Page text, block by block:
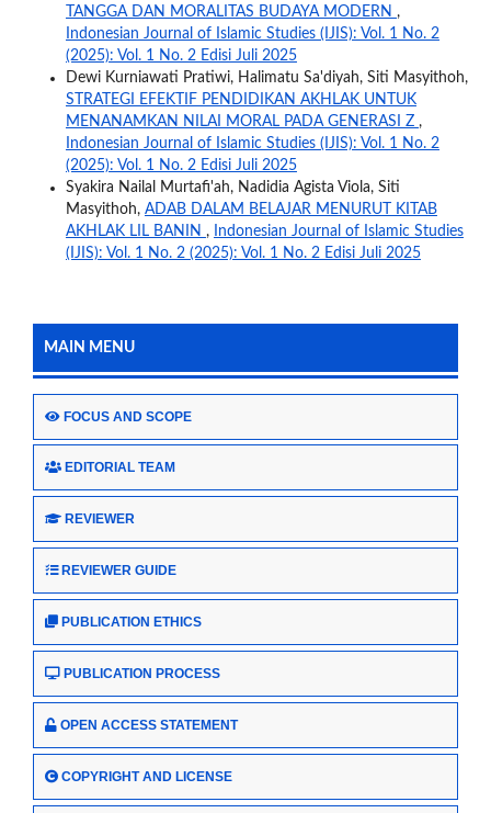
TANGGA DAN MORALITAS BUDAYA MODERN ,
Indonesian Journal of Islamic Studies (IJIS): Vol. 1 No. 2
(2025): Vol. 1 No. 2 Edisi Juli 2025
Dewi Kurniawati Pratiwi, Halimatu Sa'diyah, Siti Masyithoh,
STRATEGI EFEKTIF PENDIDIKAN AKHLAK UNTUK
MENANAMKAN NILAI MORAL PADA GENERASI Z ,
Indonesian Journal of Islamic Studies (IJIS): Vol. 1 No. 2
(2025): Vol. 1 No. 2 Edisi Juli 2025
Syakira Nailal Murtafi'ah, Nadidia Agista Viola, Siti
Masyithoh, ADAB DALAM BELAJAR MENURUT KITAB
AKHLAK LIL BANIN ,
Indonesian Journal of Islamic Studies
(IJIS): Vol. 1 No. 2 (2025): Vol. 1 No. 2 Edisi Juli 2025
MAIN MENU
FOCUS AND SCOPE
EDITORIAL TEAM
REVIEWER
REVIEWER GUIDE
PUBLICATION ETHICS
PUBLICATION PROCESS
OPEN ACCESS STATEMENT
COPYRIGHT AND LICENSE